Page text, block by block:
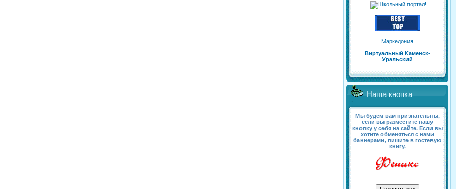
Маркедония
Виртуальный Каменск-
Уральский
Наша кнопка
Мы будем вам признательны,
если вы разместите нашу
кнопку у себя на сайте. Если вы
хотите обменяться с нами
баннерами, пишите в гостевую
книгу.